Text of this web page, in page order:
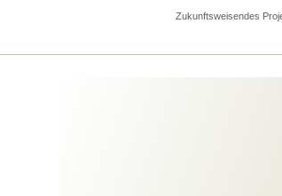
Zukunftsweisendes